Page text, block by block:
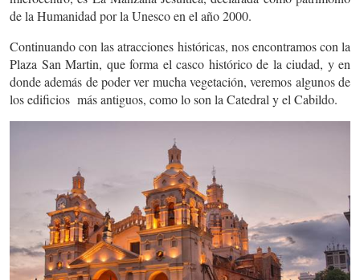
de la Humanidad por la Unesco en el año 2000.
Continuando con las atracciones históricas, nos encontramos con la
Plaza San Martin, que forma el casco histórico de la ciudad, y en
donde además de poder ver mucha vegetación, veremos algunos de
los edificios más antiguos, como lo son la Catedral y el Cabildo.